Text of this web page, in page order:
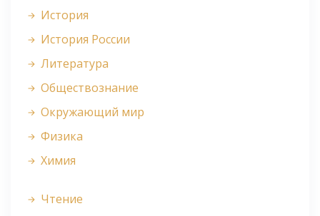
История
История России
Литература
Обществознание
Окружающий мир
Физика
Химия
Чтение